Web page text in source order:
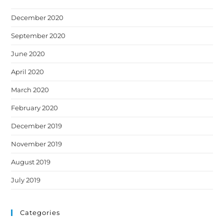
December 2020
September 2020
June 2020
April 2020
March 2020
February 2020
December 2019
November 2019
August 2019
July 2019
Categories